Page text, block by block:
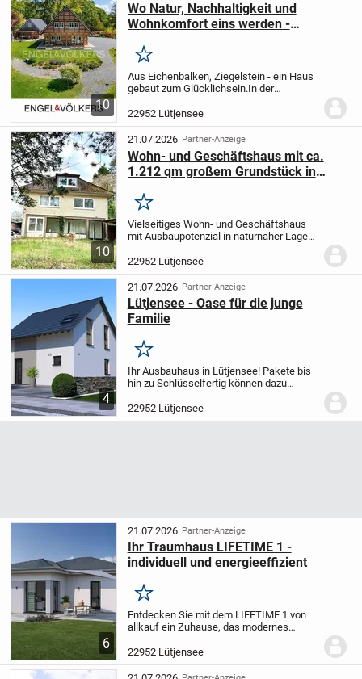
10
Wo Natur, Nachhaltigkeit und
Wohnkomfort eins werden -
Lütjensee
Merken
Aus Eichenbalken, Ziegelstein - ein Haus
gebaut zum Glücklichsein.In der
Lütjensee, eingebettet in die sanften
Hügel der Stormarnschen Schweiz und
doch in bequemer...
22952 Lütjensee
10
21.07.2026 Partner-Anzeige
Wohn- und Geschäftshaus mit ca.
1.212 qm großem Grundstück in
Merken
Vielseitiges Wohn- und Geschäftshaus
mit Ausbaupotenzial in naturnaher Lage
solides Wohn- und Geschäftshaus aus
dem Jahr 1962, das auf einem
großzügigen Grundstück...
22952 Lütjensee
4
21.07.2026 Partner-Anzeige
Lütjensee - Oase für die junge
Familie
Merken
Ihr Ausbauhaus in Lütjensee! Pakete bis
hin zu Schlüsselfertig können dazu
gepaart mit einem durchdachten Raum­
konzept - das zeichnet dieses
22952 Lütjensee
6
21.07.2026 Partner-Anzeige
Ihr Traumhaus LIFETIME 1 -
individuell und energieeffizient
Merken
Entdecken Sie mit dem LIFETIME 1 von
allkauf ein Zuhause, das modernes
energieoptimierter Bauweise und
weitläufigen Wohnbereichen verbindet -
perfekt zugeschnitt...
22952 Lütjensee